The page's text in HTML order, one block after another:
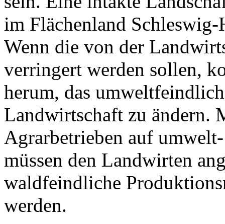
im Flächenland
Wenn die von der
verringert werden sollen,
herum, das
Landwirtschaft zu ändern.
Agrarbetrieben auf
müssen den Landwirten
waldfeindliche
werden.